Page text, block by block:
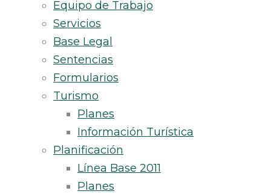
Equipo de Trabajo
Servicios
Base Legal
Sentencias
Formularios
Turismo
Planes
Información Turística
Planificación
Línea Base 2011
Planes